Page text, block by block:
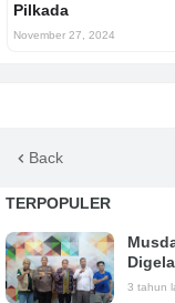
Pilkada
November 27, 2024
Back
TERPOPULER
3 tahun